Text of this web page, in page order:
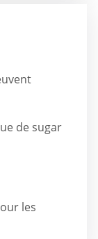
de sugar
les